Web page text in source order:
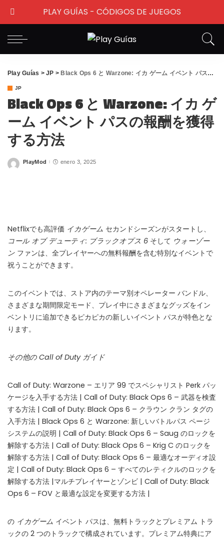
WHY JOIN THE CHANNEL?
ALL PERKS — ZERO NOISE • 100% FREE
💎100% FREE to join
Play Guías >JP > Black Ops 6 と Warzone: イカ ゲーム イベント パスの報酬を獲得する方法
JP
Black Ops 6 と Warzone: イカ ゲ
ーム イベント パスの報酬を獲得
する方法
Posted
PlayMod enero 3, 2025
Netflixでも高評価 イカゲーム セカンドシーズンがスタートし、
コール オブ デューティ: ブラックオプス 6 そして ウォーゾー
ン ファンは、全プレイヤーへの無料報酬を含む特別なイベントで
祝うことができます。
このイベントでは、ストア内のテーマ別オペレーター バンドル、
さまざまな期間限定モード、プレイ中にさまざまなグッズをイン
ベントリに追加できるピカピカの新しいイベント パスが特色とな
ります。
その他の Call of Duty ガイド
Call of Duty: Warzone – エリア 99 でスペシャリスト Perk パッ
ケージを入手する方法 | Call of Duty: Black Ops 6 – 武器を検査
する方法 | Call of Duty: Black Ops 6 – クラウン クラン タグの
入手方法 | Black Ops 6 と Warzone: 新しいバトルパス ページ
システムの説明 | Call of Duty: Black Ops 6 – Saug のロックを
解除する方法 | Call of Duty: Black Ops 6 – Krig C のロックを
解除する方法 | Call of Duty: Black Ops 6 – 最適なオーディオ設
定 | Call of Duty: Black Ops 6 – すべてのレティクルのロックを
解除する方法 |マルチプレイヤーとゾンビ | Call of Duty: Black
Ops 6 – FOV と最適な設定を変更する方法 |
の イカゲーム イベント パスは、無料トラックとプレミアム トラ
ックの 2 つのトラックで構成されています。プレミアム特典にア
PLAY GUÍAS - CÓDIGOS DE JUEGOS